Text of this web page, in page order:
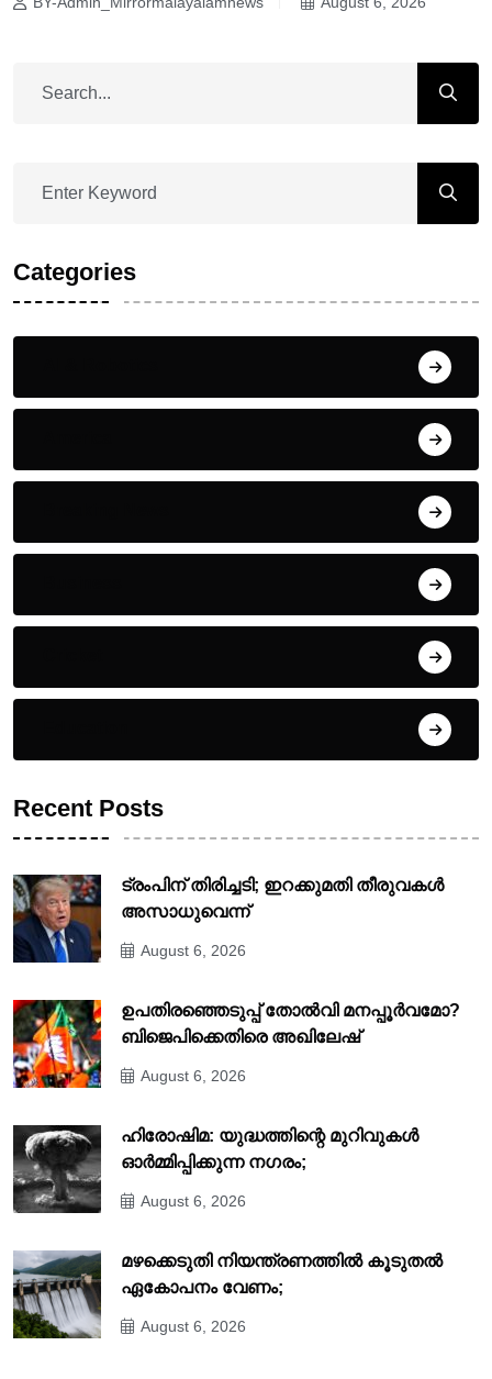
Categories
Recent Posts
ട്രംപിന് തിരിച്ചടി; ഇറക്കുമതി തീരുവകൾ
അസാധുവെന്ന്
August 6, 2026
ഉപതിരഞ്ഞെടുപ്പ് തോൽവി മനപ്പൂർവമോ?
ബിജെപിക്കെതിരെ അഖിലേഷ്
August 6, 2026
ഹിരോഷിമ: യുദ്ധത്തിന്റെ മുറിവുകൾ
ഓർമ്മിപ്പിക്കുന്ന നഗരം;
August 6, 2026
മഴക്കെടുതി നിയന്ത്രണത്തിൽ കൂടുതൽ
ഏകോപനം വേണം;
August 6, 2026